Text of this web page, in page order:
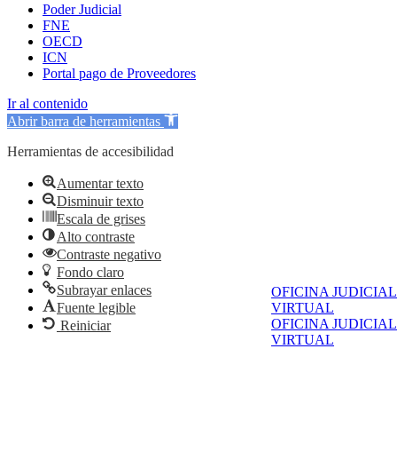
OFICINA JUDICIAL
VIRTUAL
OFICINA JUDICIAL
VIRTUAL
Poder Judicial
FNE
OECD
ICN
Portal pago de Proveedores
Ir al contenido
Abrir barra de herramientas
Herramientas de accesibilidad
Aumentar texto
Disminuir texto
Escala de grises
Alto contraste
Contraste negativo
Fondo claro
Subrayar enlaces
Fuente legible
Reiniciar